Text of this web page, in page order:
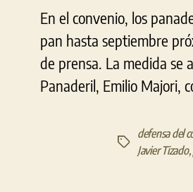
En el convenio, los
pan hasta septiembre
de prensa. La medida se
Panaderil, Emilio Majori,
Etiquetas
defensa del
Javier Tizado,